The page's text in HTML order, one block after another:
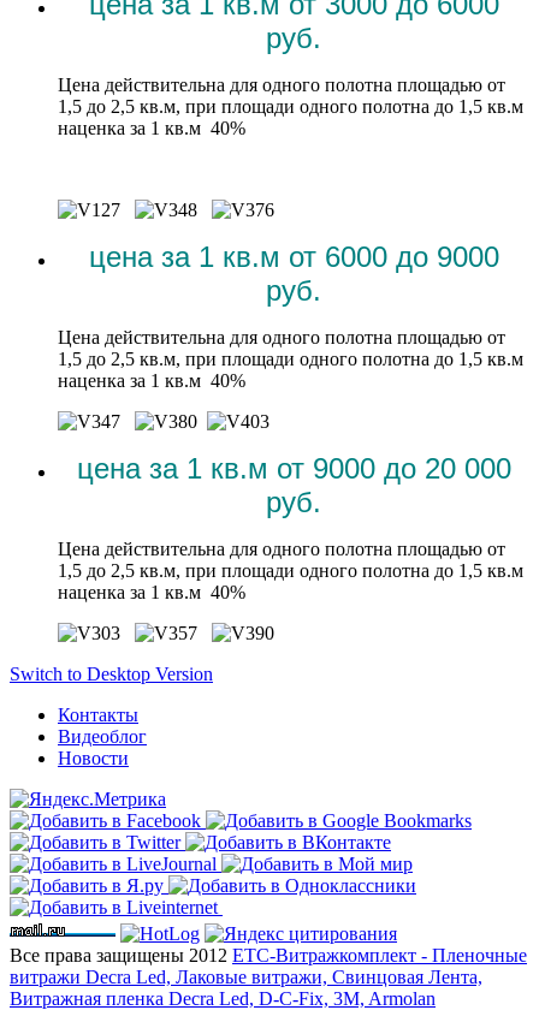
руб.
Цена действительна для одного полотна площадью от
1,5 до 2,5 кв.м, при площади одного полотна до 1,5 кв.м
наценка за 1 кв.м 40%
цена за 1 кв.м от 6000 до 9000
руб.
Цена действительна для одного полотна площадью от
1,5 до 2,5 кв.м, при площади одного полотна до 1,5 кв.м
наценка за 1 кв.м 40%
цена за 1 кв.м от 9000 до 20 000
руб.
Цена действительна для одного полотна площадью от
1,5 до 2,5 кв.м, при площади одного полотна до 1,5 кв.м
наценка за 1 кв.м 40%
Switch to Desktop Version
Контакты
Видеоблог
Новости
Все права защищены 2012 ЕТС-Витражкомплект - Пленочные
витражи Decra Led, Лаковые витражи, Свинцовая Лента,
Витражная пленка Decra Led, D-C-Fix, 3M, Armolan